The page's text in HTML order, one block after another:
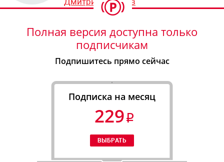
Полная версия доступна только
подписчикам
Подпишитесь прямо сейчас
Подписка на месяц
229